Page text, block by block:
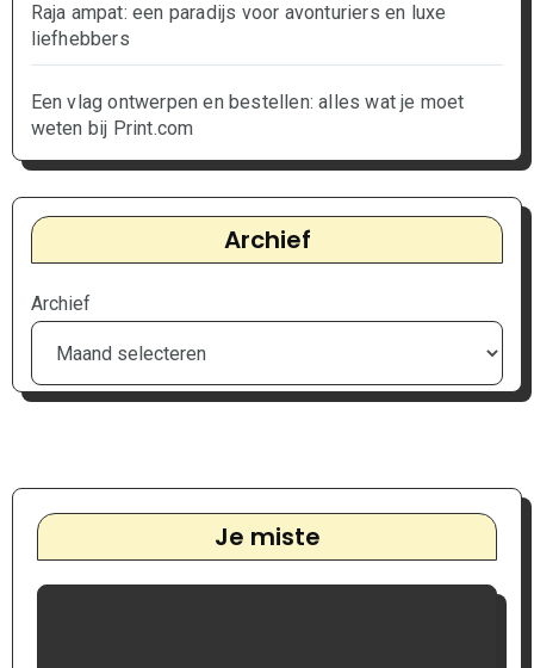
Raja ampat: een paradijs voor avonturiers en luxe
liefhebbers
Een vlag ontwerpen en bestellen: alles wat je moet
weten bij Print.com
Archief
Archief
Je miste